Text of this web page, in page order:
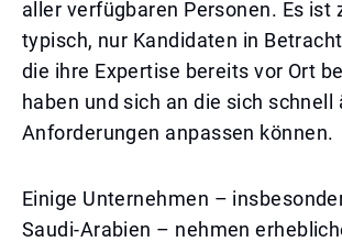
aller verfügbaren Personen. Es ist
typisch, nur Kandidaten in
die ihre Expertise bereits vor Ort
haben und sich an die sich schnell
Anforderungen anpassen können.
Einige Unternehmen –
Saudi-Arabien – nehmen